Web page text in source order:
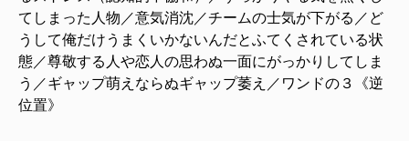
てしまった人物／意気消沈／チームの士気が下がる／ど
うして俺だけうまくいかないんだとふてくされている状
態／尊敬する人や恋人の思わぬ一面にがっかりしてしま
う／ギャップ萌えならぬギャップ萎え／ワンドの３《逆
位置》